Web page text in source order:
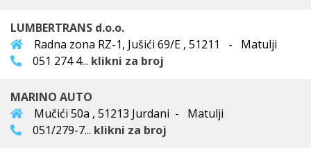
LUMBERTRANS d.o.o.
Radna zona RZ-1, Jušići 69/E , 51211 - Matulji
051 274 4... klikni za broj
MARINO AUTO
Mučići 50a , 51213 Jurdani - Matulji
051/279-7... klikni za broj